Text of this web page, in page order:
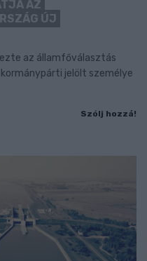
AZ
ÚJ
az államfőválasztás
jelölt személye
Szólj hozzá!